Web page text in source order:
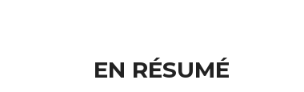
EN RÉSUMÉ